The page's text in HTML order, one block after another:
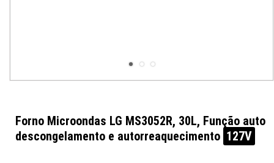
Forno Microondas LG MS3052R, 30L, Função auto
descongelamento e autorreaquecimento 127V